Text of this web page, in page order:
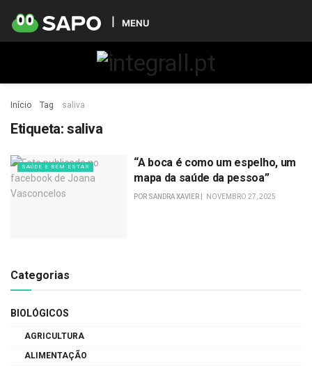
MENU
Início Tag saliva
Etiqueta: saliva
SAÚDE E BEM ESTAR
“A boca é como um espelho, um
mapa da saúde da pessoa”
POR SANDRA XAVIER NOVEMBRO 27, 2025
Categorias
BIOLÓGICOS
AGRICULTURA
ALIMENTAÇÃO